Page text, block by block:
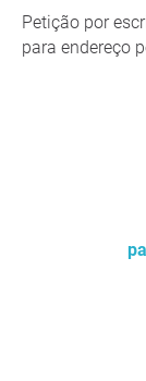
Petição por
para endereço